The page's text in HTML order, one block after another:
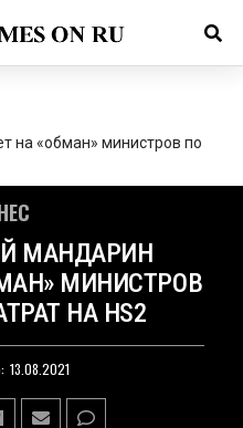
на «обман» министров по
МАНДАРИН
МИНИСТРОВ
НА HS2
13.08.2021